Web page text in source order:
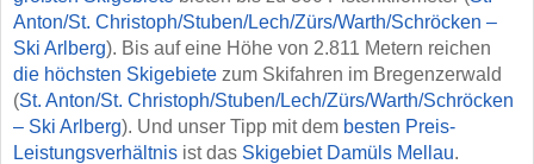
Anton/​St. Christoph/​Stuben/​Lech/​Zürs/​Warth/​Schröcken –
Ski Arlberg). Bis auf eine Höhe von 2.811 Metern reichen
die höchsten Skigebiete zum Skifahren im Bregenzerwald
(St. Anton/​St. Christoph/​Stuben/​Lech/​Zürs/​Warth/​Schröcken
– Ski Arlberg). Und unser Tipp mit dem besten Preis-
Leistungsverhältnis ist das Skigebiet Damüls Mellau.